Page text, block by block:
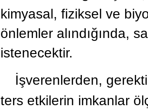
kimyasal, fiziksel ve
önlemler alındığında,
istenecektir.
İşverenlerden,
ters etkilerin imkanlar